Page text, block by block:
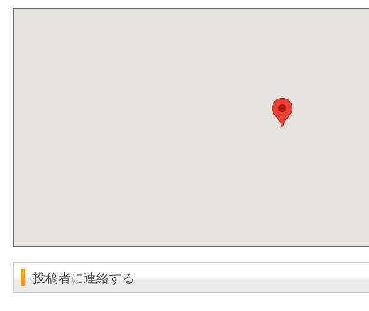
投稿者に連絡する